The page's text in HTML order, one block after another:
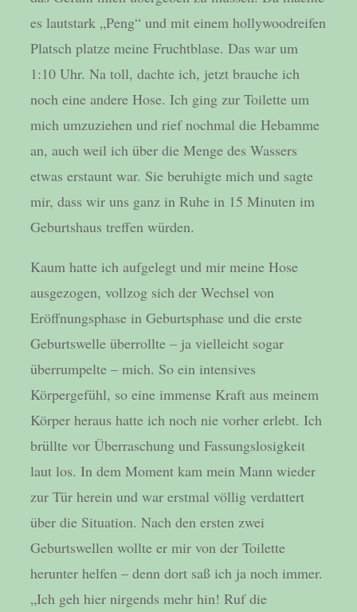
es lautstark „Peng“ und mit einem hollywoodreifen
Platsch platze meine Fruchtblase. Das war um
1:10 Uhr. Na toll, dachte ich, jetzt brauche ich
noch eine andere Hose. Ich ging zur Toilette um
mich umzuziehen und rief nochmal die Hebamme
an, auch weil ich über die Menge des Wassers
etwas erstaunt war. Sie beruhigte mich und sagte
mir, dass wir uns ganz in Ruhe in 15 Minuten im
Geburtshaus treffen würden.
Kaum hatte ich aufgelegt und mir meine Hose
ausgezogen, vollzog sich der Wechsel von
Eröffnungsphase in Geburtsphase und die erste
Geburtswelle überrollte – ja vielleicht sogar
überrumpelte – mich. So ein intensives
Körpergefühl, so eine immense Kraft aus meinem
Körper heraus hatte ich noch nie vorher erlebt. Ich
brüllte vor Überraschung und Fassungslosigkeit
laut los. In dem Moment kam mein Mann wieder
zur Tür herein und war erstmal völlig verdattert
über die Situation. Nach den ersten zwei
Geburtswellen wollte er mir von der Toilette
herunter helfen – denn dort saß ich ja noch immer.
„Ich geh hier nirgends mehr hin! Ruf die